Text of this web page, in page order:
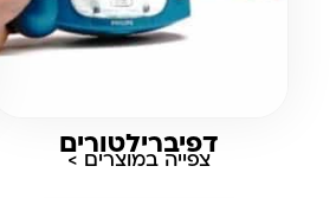
דפיברילטורים
צפייה במוצרים >